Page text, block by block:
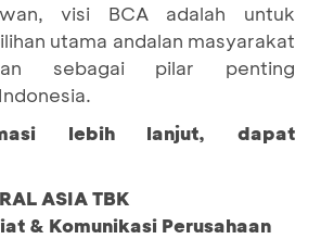
visi BCA adalah untuk
utama andalan masyarakat
sebagai pilar penting
lebih lanjut, dapat
ASIA TBK
& Komunikasi Perusahaan